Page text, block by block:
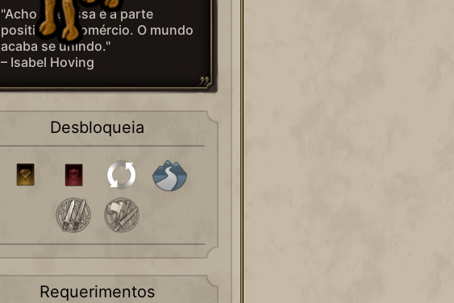
"Acho que essa é a parte
positiva do comércio. O mundo
acaba se unindo."
– Isabel Hoving
Desbloqueia
Requerimentos